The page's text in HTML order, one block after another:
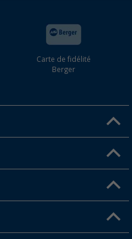
Carte de fidélité
Berger